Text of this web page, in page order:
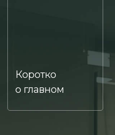
Коротко
о главном